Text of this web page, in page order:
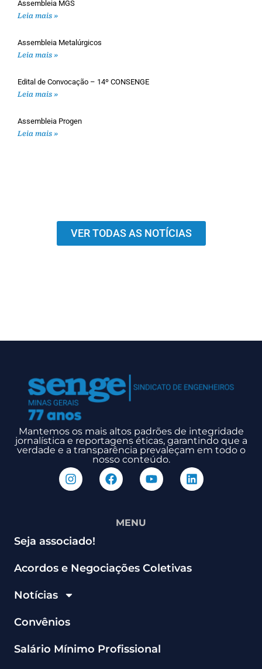
Assembleia MGS
Leia mais »
Assembleia Metalúrgicos
Leia mais »
Edital de Convocação – 14º CONSENGE
Leia mais »
Assembleia Progen
Leia mais »
VER TODAS AS NOTÍCIAS
Mantemos os mais altos padrões de integridade
jornalística e reportagens éticas, garantindo que a
verdade e a transparência prevaleçam em todo o
nosso conteúdo.
MENU
Seja associado!
Acordos e Negociações Coletivas
Notícias
Convênios
Salário Mínimo Profissional